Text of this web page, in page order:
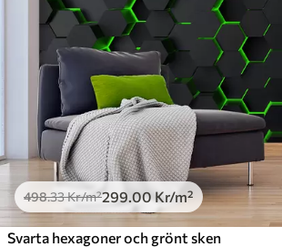
Premiumvinyl
725.00 435.00Kr
Peel and Stick
900.00540.00Kr/m²
498.33Kr/m²299 .00 Kr/m²
Svarta hexagoner och grönt sken